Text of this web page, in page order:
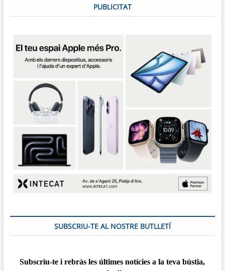
PUBLICITAT
SUBSCRIU-TE AL NOSTRE BUTLLETÍ
Subscriu-te i rebràs lesúltimes notícies a la teva bústia,